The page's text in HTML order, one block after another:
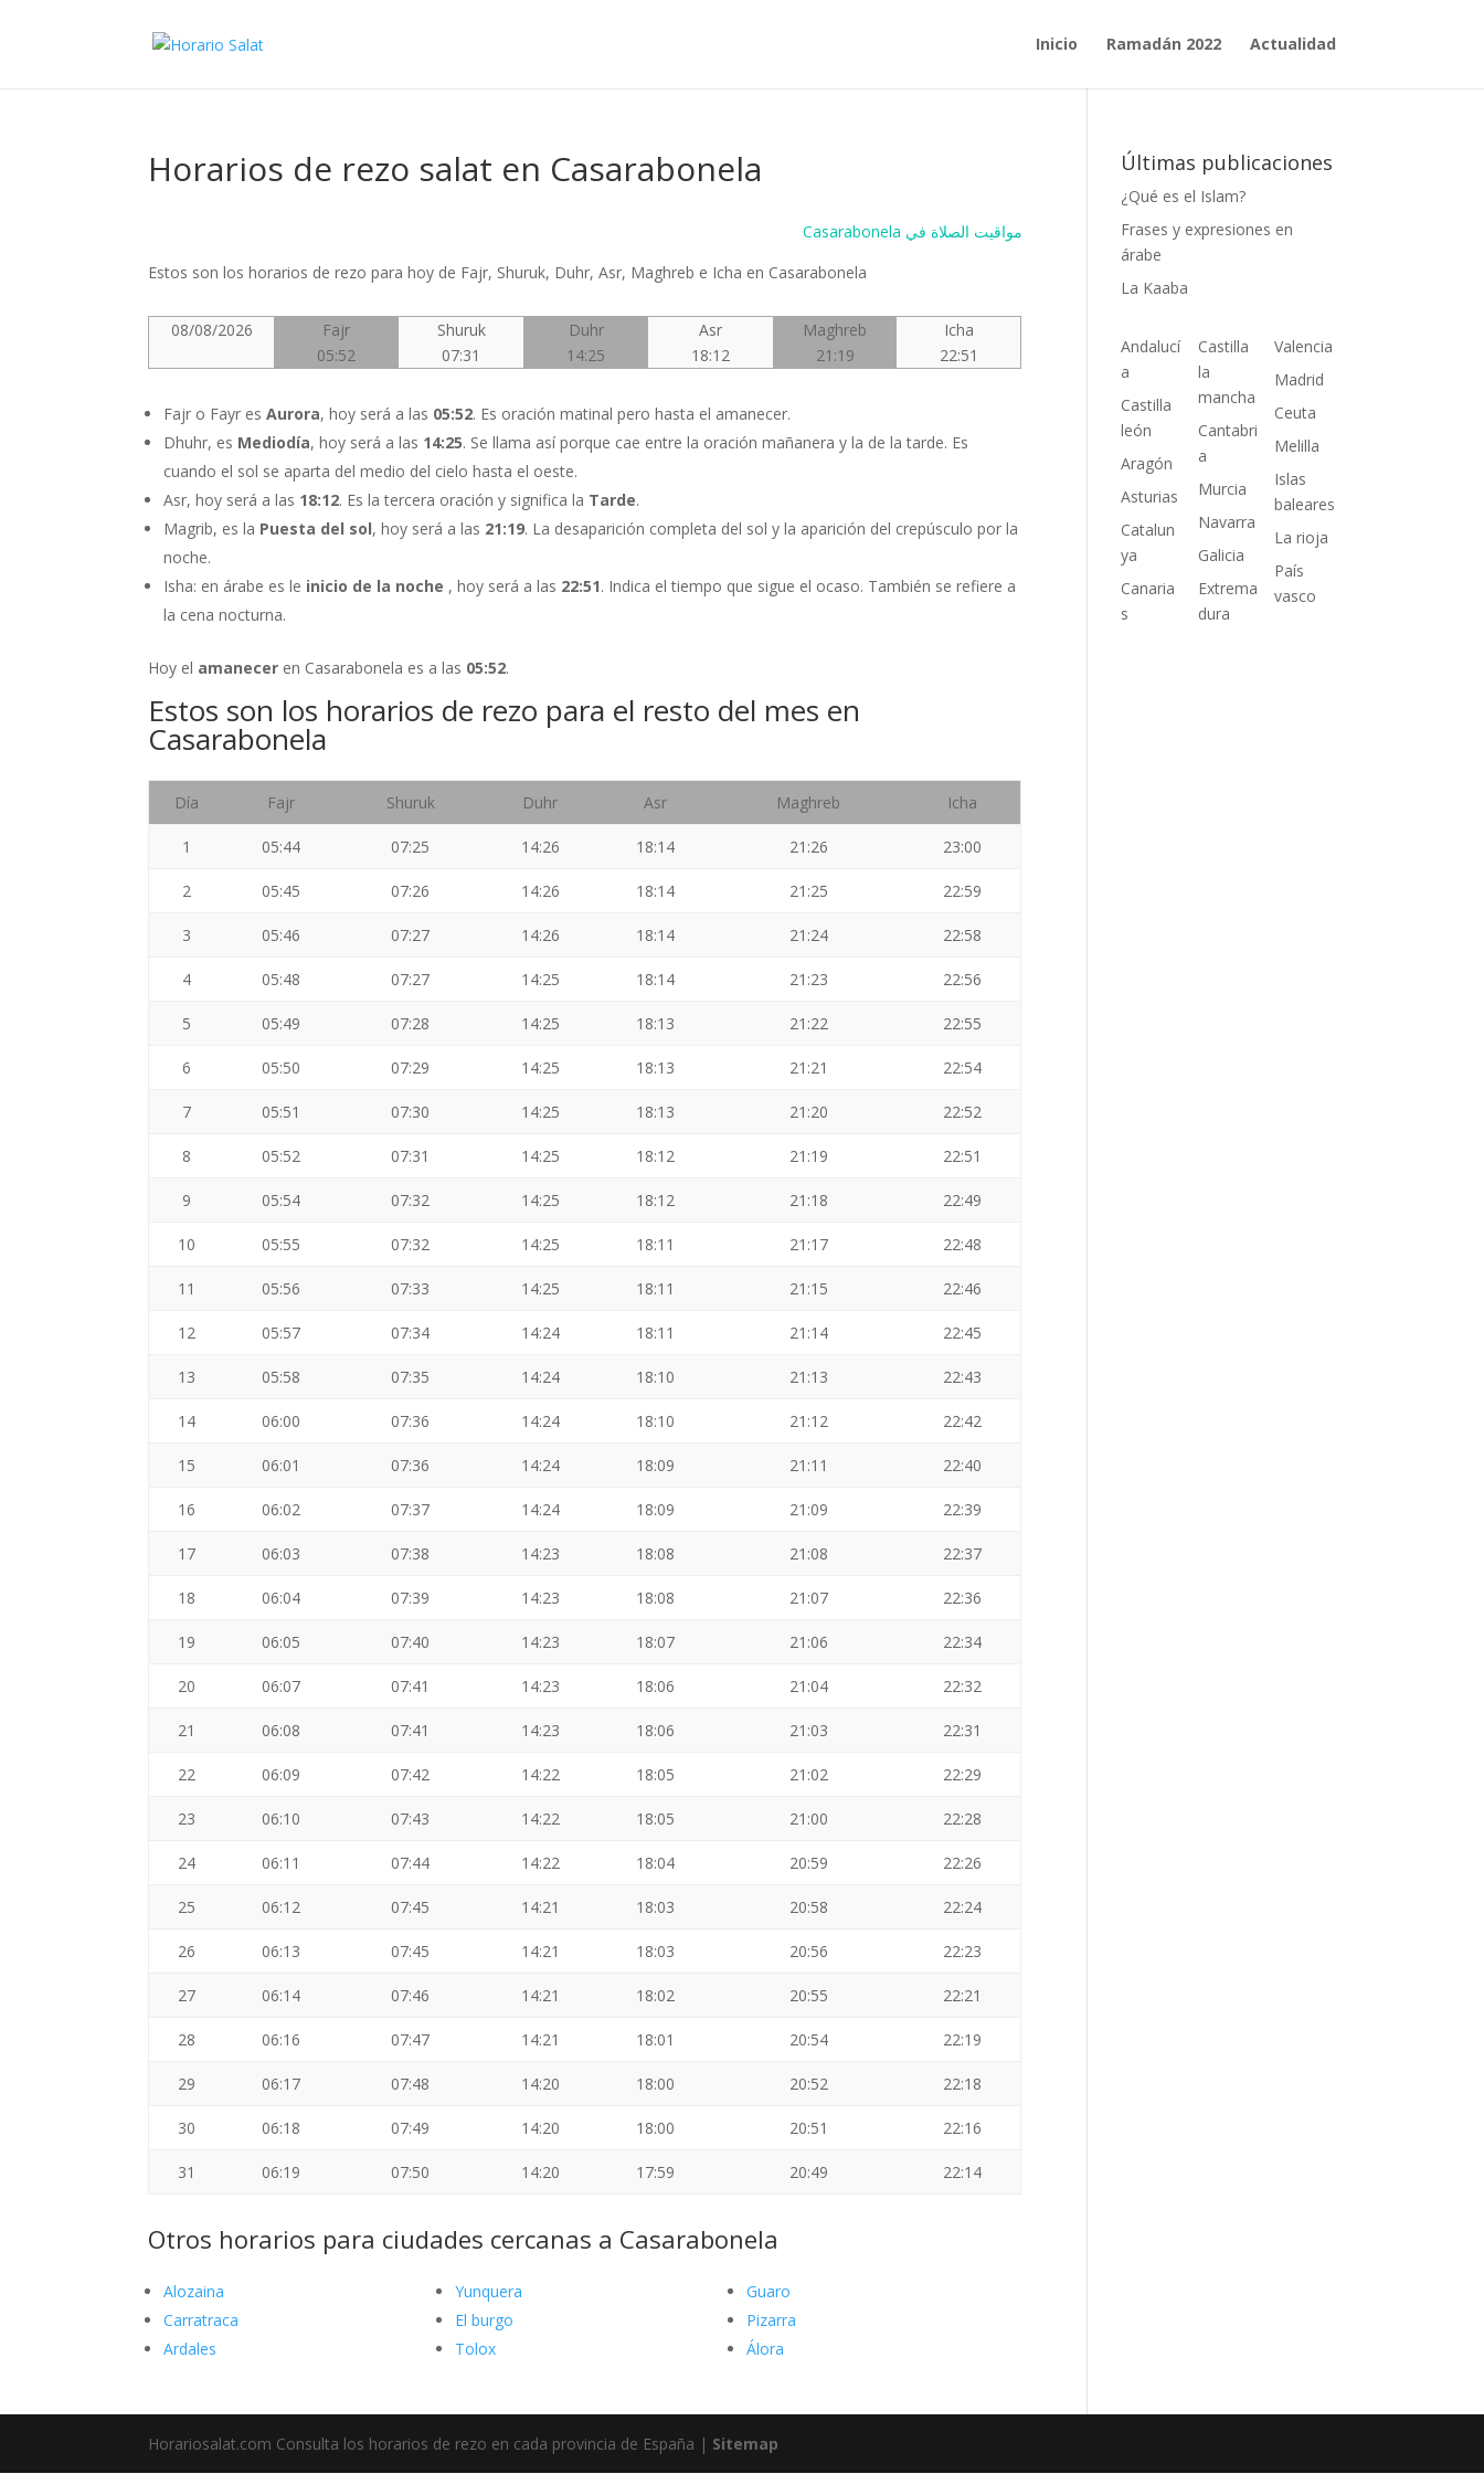
Inicio Ramadán 2022 Actualidad
Horarios de rezo salat en Casarabonela
Casarabonela مواقيت الصلاة في
Estos son los horarios de rezo para hoy de Fajr, Shuruk, Duhr, Asr, Maghreb e Icha en Casarabonela
08/08/2026
Fajr
05:52
Shuruk
07:31
Duhr
14:25
Asr
18:12
Maghreb
21:19
Icha
22:51
Fajr o Fayr esAurora, hoy será a las 05:52. Es oración matinal pero hasta el amanecer.
Dhuhr, es Mediodía, hoy será a las 14:25. Se llama así porque cae entre la oración mañanera y la de la tarde. Es
cuando el sol se aparta del medio del cielo hasta el oeste.
Asr, hoy será a las 18:12. Es la tercera oración y significa la Tarde.
Magrib, es la Puesta del sol, hoy será a las 21:19. La desaparición completa del sol y la aparición del crepúsculo por la
noche.
Isha: en árabe es le inicio de la noche , hoy será a las 22:51. Indica el tiempo que sigue el ocaso. También se refiere a
la cena nocturna.
Hoy el amanecer en Casarabonela es a las 05:52.
Estos son los horarios de rezo para el resto del mes en
Casarabonela
Día Fajr Shuruk Duhr Asr Maghreb Icha
1 05:44 07:25 14:26 18:14 21:26 23:00
2 05:45 07:26 14:26 18:14 21:25 22:59
3 05:46 07:27 14:26 18:14 21:24 22:58
4 05:48 07:27 14:25 18:14 21:23 22:56
5 05:49 07:28 14:25 18:13 21:22 22:55
6 05:50 07:29 14:25 18:13 21:21 22:54
7 05:51 07:30 14:25 18:13 21:20 22:52
8 05:52 07:31 14:25 18:12 21:19 22:51
9 05:54 07:32 14:25 18:12 21:18 22:49
10 05:55 07:32 14:25 18:11 21:17 22:48
11 05:56 07:33 14:25 18:11 21:15 22:46
12 05:57 07:34 14:24 18:11 21:14 22:45
13 05:58 07:35 14:24 18:10 21:13 22:43
14 06:00 07:36 14:24 18:10 21:12 22:42
15 06:01 07:36 14:24 18:09 21:11 22:40
16 06:02 07:37 14:24 18:09 21:09 22:39
17 06:03 07:38 14:23 18:08 21:08 22:37
18 06:04 07:39 14:23 18:08 21:07 22:36
19 06:05 07:40 14:23 18:07 21:06 22:34
20 06:07 07:41 14:23 18:06 21:04 22:32
21 06:08 07:41 14:23 18:06 21:03 22:31
22 06:09 07:42 14:22 18:05 21:02 22:29
23 06:10 07:43 14:22 18:05 21:00 22:28
24 06:11 07:44 14:22 18:04 20:59 22:26
25 06:12 07:45 14:21 18:03 20:58 22:24
26 06:13 07:45 14:21 18:03 20:56 22:23
27 06:14 07:46 14:21 18:02 20:55 22:21
28 06:16 07:47 14:21 18:01 20:54 22:19
29 06:17 07:48 14:20 18:00 20:52 22:18
30 06:18 07:49 14:20 18:00 20:51 22:16
31 06:19 07:50 14:20 17:59 20:49 22:14
Otros horarios para ciudades cercanas a Casarabonela
Alozaina
Carratraca
Ardales
Yunquera
El burgo
Tolox
Guaro
Pizarra
Álora
Últimas publicaciones
¿Qué es el Islam?
Frases y expresiones en
árabe
La Kaaba
Andalucí
a
Castilla
león
Aragón
Asturias
Catalun
ya
Canaria
s
Castilla
la
mancha
Cantabri
a
Murcia
Navarra
Galicia
Extrema
dura
Valencia
Madrid
Ceuta
Melilla
Islas
baleares
La rioja
País
vasco
Horariosalat.com Consulta los horarios de rezo en cada provincia de España | Sitemap